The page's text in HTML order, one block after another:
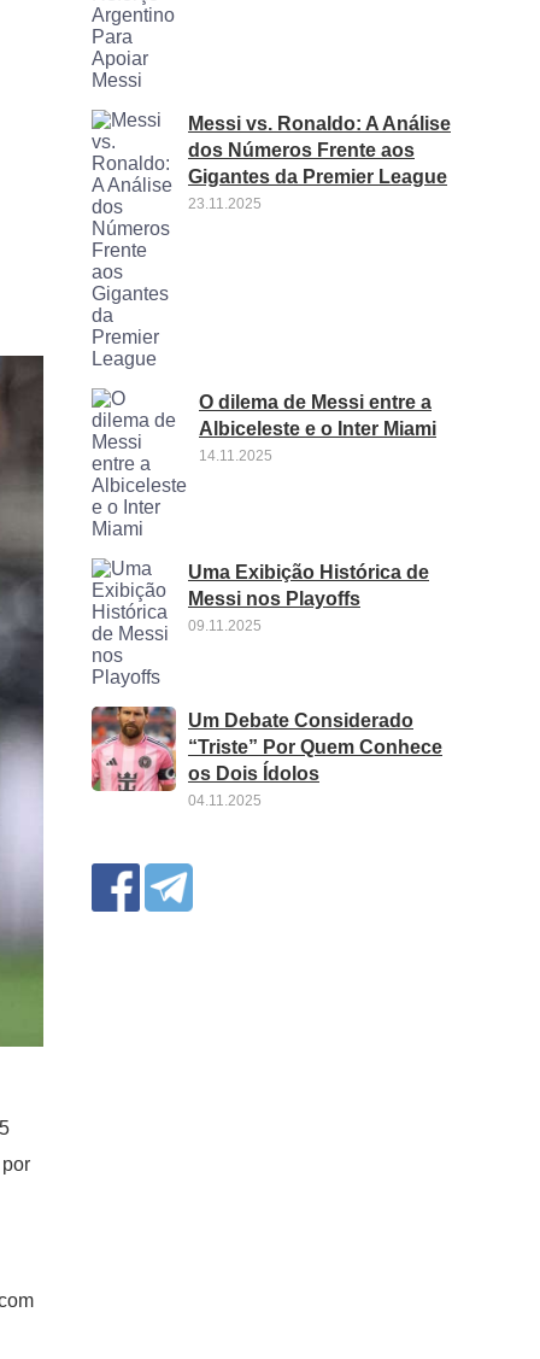
Messi vs. Ronaldo: A Análise
dos Números Frente aos
Gigantes da Premier League
23.11.2025
O dilema de Messi entre a
Albiceleste e o Inter Miami
14.11.2025
Uma Exibição Histórica de
Messi nos Playoffs
09.11.2025
Um Debate Considerado
“Triste” Por Quem Conhece
os Dois Ídolos
04.11.2025